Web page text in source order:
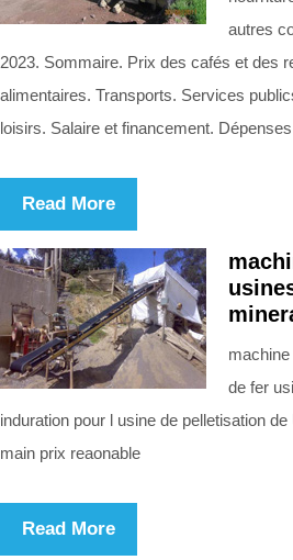
autres
2023. Sommaire. Prix des cafés et des
alimentaires. Transports. Services
loisirs. Salaire et financement.
Read More
de fer
induration pour l usine de pelletisation
main prix reaonable
Read More